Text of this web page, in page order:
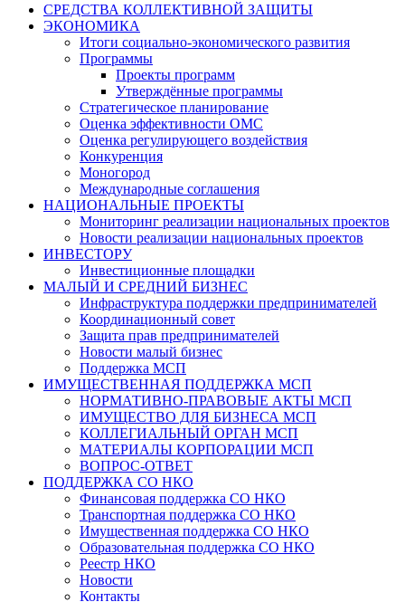
СРЕДСТВА КОЛЛЕКТИВНОЙ ЗАЩИТЫ
ЭКОНОМИКА
Итоги социально-экономического развития
Программы
Проекты программ
Утверждённые программы
Стратегическое планирование
Оценка эффективности ОМС
Оценка регулирующего воздействия
Конкуренция
Моногород
Международные соглашения
НАЦИОНАЛЬНЫЕ ПРОЕКТЫ
Мониторинг реализации национальных проектов
Новости реализации национальных проектов
ИНВЕСТОРУ
Инвестиционные площадки
МАЛЫЙ И СРЕДНИЙ БИЗНЕС
Инфраструктура поддержки предпринимателей
Координационный совет
Защита прав предпринимателей
Новости малый бизнес
Поддержка МСП
ИМУЩЕСТВЕННАЯ ПОДДЕРЖКА МСП
НОРМАТИВНО-ПРАВОВЫЕ АКТЫ МСП
ИМУЩЕСТВО ДЛЯ БИЗНЕСА МСП
КОЛЛЕГИАЛЬНЫЙ ОРГАН МСП
МАТЕРИАЛЫ КОРПОРАЦИИ МСП
ВОПРОС-ОТВЕТ
ПОДДЕРЖКА СО НКО
Финансовая поддержка СО НКО
Транспортная поддержка СО НКО
Имущественная поддержка СО НКО
Образовательная поддержка СО НКО
Реестр НКО
Новости
Контакты